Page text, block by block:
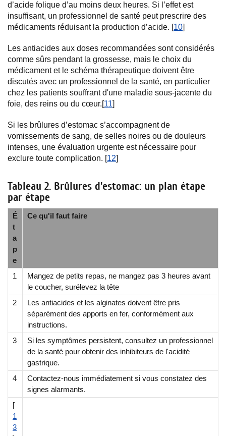
d’acide folique d’au moins deux heures. Si l’effet est
insuffisant, un professionnel de santé peut prescrire des
médicaments réduisant la production d’acide. [10]
Les antiacides aux doses recommandées sont considérés
comme sûrs pendant la grossesse, mais le choix du
médicament et le schéma thérapeutique doivent être
discutés avec un professionnel de la santé, en particulier
chez les patients souffrant d'une maladie sous-jacente du
foie, des reins ou du cœur.[11]
Si les brûlures d’estomac s’accompagnent de
vomissements de sang, de selles noires ou de douleurs
intenses, une évaluation urgente est nécessaire pour
exclure toute complication. [12]
Tableau 2. Brûlures d'estomac: un plan étape
par étape
É
t
a
p
e
Ce qu'il faut faire
1
Mangez de petits repas, ne mangez pas 3 heures avant
le coucher, surélevez la tête
2
Les antiacides et les alginates doivent être pris
séparément des apports en fer, conformément aux
instructions.
3
Si les symptômes persistent, consultez un professionnel
de la santé pour obtenir des inhibiteurs de l'acidité
gastrique.
4
Contactez-nous immédiatement si vous constatez des
signes alarmants.
[
1
3